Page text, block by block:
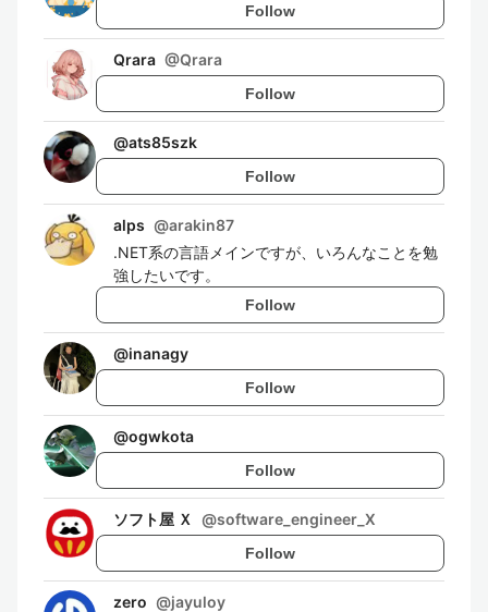
Follow
Qrara @Qrara
Follow
@ats85szk
Follow
alps @arakin87
.NET系の言語メインですが、いろんなことを勉
強したいです。
Follow
@inanagy
Follow
@ogwkota
Follow
ソフト屋 Ｘ @software_engineer_X
Follow
zero @jayuloy